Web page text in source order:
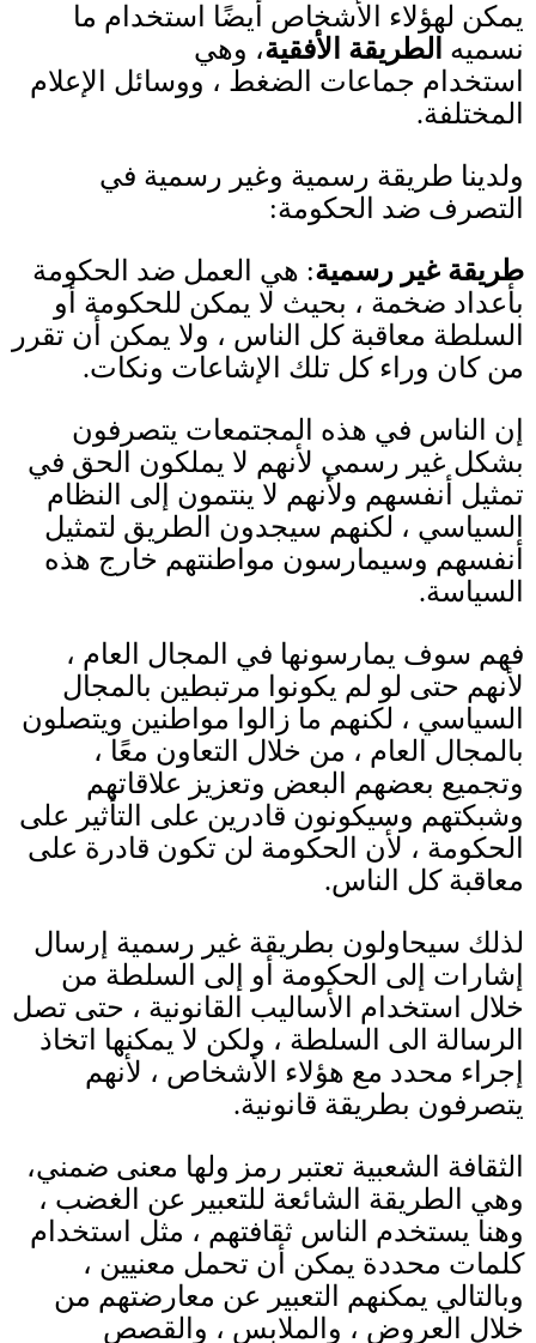
يمكن لهؤلاء الأشخاص أيضًا استخدام ما
نسميه الطريقة الأفقية، وهي
استخدام جماعات الضغط ، ووسائل الإعلام
المختلفة.
ولدينا طريقة رسمية وغير رسمية في
التصرف ضد الحكومة:
طريقة غير رسمية: هي العمل ضد الحكومة
بأعداد ضخمة ، بحيث لا يمكن للحكومة أو
السلطة معاقبة كل الناس ، ولا يمكن أن تقرر
من كان وراء كل تلك الإشاعات ونكات.
إن الناس في هذه المجتمعات يتصرفون
بشكل غير رسمي لأنهم لا يملكون الحق في
تمثيل أنفسهم ولأنهم لا ينتمون إلى النظام
السياسي ، لكنهم سيجدون الطريق لتمثيل
أنفسهم وسيمارسون مواطنتهم خارج هذه
السياسة.
فهم سوف يمارسونها في المجال العام ،
لأنهم حتى لو لم يكونوا مرتبطين بالمجال
السياسي ، لكنهم ما زالوا مواطنين ويتصلون
بالمجال العام ، من خلال التعاون معًا ،
وتجميع بعضهم البعض وتعزيز علاقاتهم
وشبكتهم وسيكونون قادرين على التأثير على
الحكومة ، لأن الحكومة لن تكون قادرة على
معاقبة كل الناس.
لذلك سيحاولون بطريقة غير رسمية إرسال
إشارات إلى الحكومة أو إلى
السلطة من
خلال استخدام الأساليب القانونية ، حتى تصل
الرسالة الى السلطة ، ولكن لا يمكنها اتخاذ
إجراء محدد مع هؤلاء الأشخاص ، لأنهم
يتصرفون بطريقة قانونية.
الثقافة الشعبية تعتبر رمز ولها معنى ضمني،
وهي الطريقة الشائعة للتعبير عن الغضب ،
وهنا يستخدم الناس ثقافتهم ، مثل استخدام
كلمات محددة يمكن أن تحمل معنيين ،
وبالتالي يمكنهم التعبير عن معارضتهم من
خلال
العروض ، والملابس ، والقصص